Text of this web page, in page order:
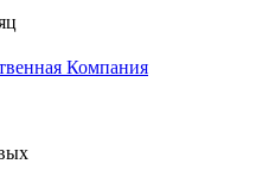
Компания